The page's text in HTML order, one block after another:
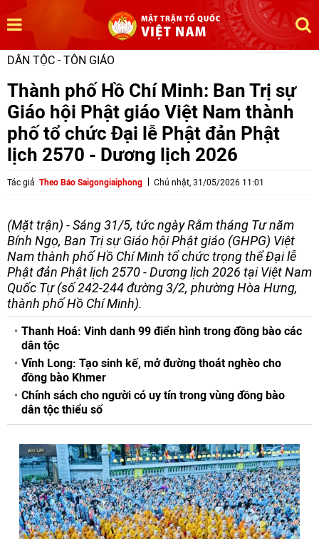
DÂN TỘC - TÔN GIÁO
Thành phố Hồ Chí Minh: Ban Trị sự
Giáo hội Phật giáo Việt Nam thành
phố tổ chức Đại lễ Phật đản Phật
lịch 2570 - Dương lịch 2026
Tác giả Theo Báo Saigongiaiphong Chủ nhật, 31/05/2026 11:01
(Mặt trận) - Sáng 31/5, tức ngày Rằm tháng Tư năm
Bính Ngọ, Ban Trị sự Giáo hội Phật giáo (GHPG) Việt
Nam thành phố Hồ Chí Minh tổ chức trọng thể Đại lễ
Phật đản Phật lịch 2570 - Dương lịch 2026 tại Việt Nam
Quốc Tự (số 242-244 đường 3/2, phường Hòa Hưng,
thành phố Hồ Chí Minh).
Thanh Hoá: Vinh danh 99 điển hình trong đồng bào các
dân tộc
Vĩnh Long: Tạo sinh kế, mở đường thoát nghèo cho
đồng bào Khmer
Chính sách cho người có uy tín trong vùng đồng bào
dân tộc thiểu số